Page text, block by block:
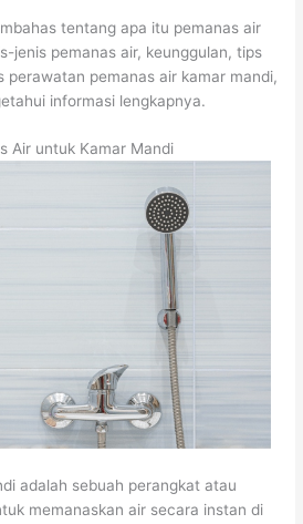
tentang apa itu pemanas air
jenis pemanas air, keunggulan, tips
perawatan pemanas air kamar mandi,
informasi lengkapnya.
Air untuk Kamar Mandi
adalah sebuah perangkat atau
memanaskan air secara instan di